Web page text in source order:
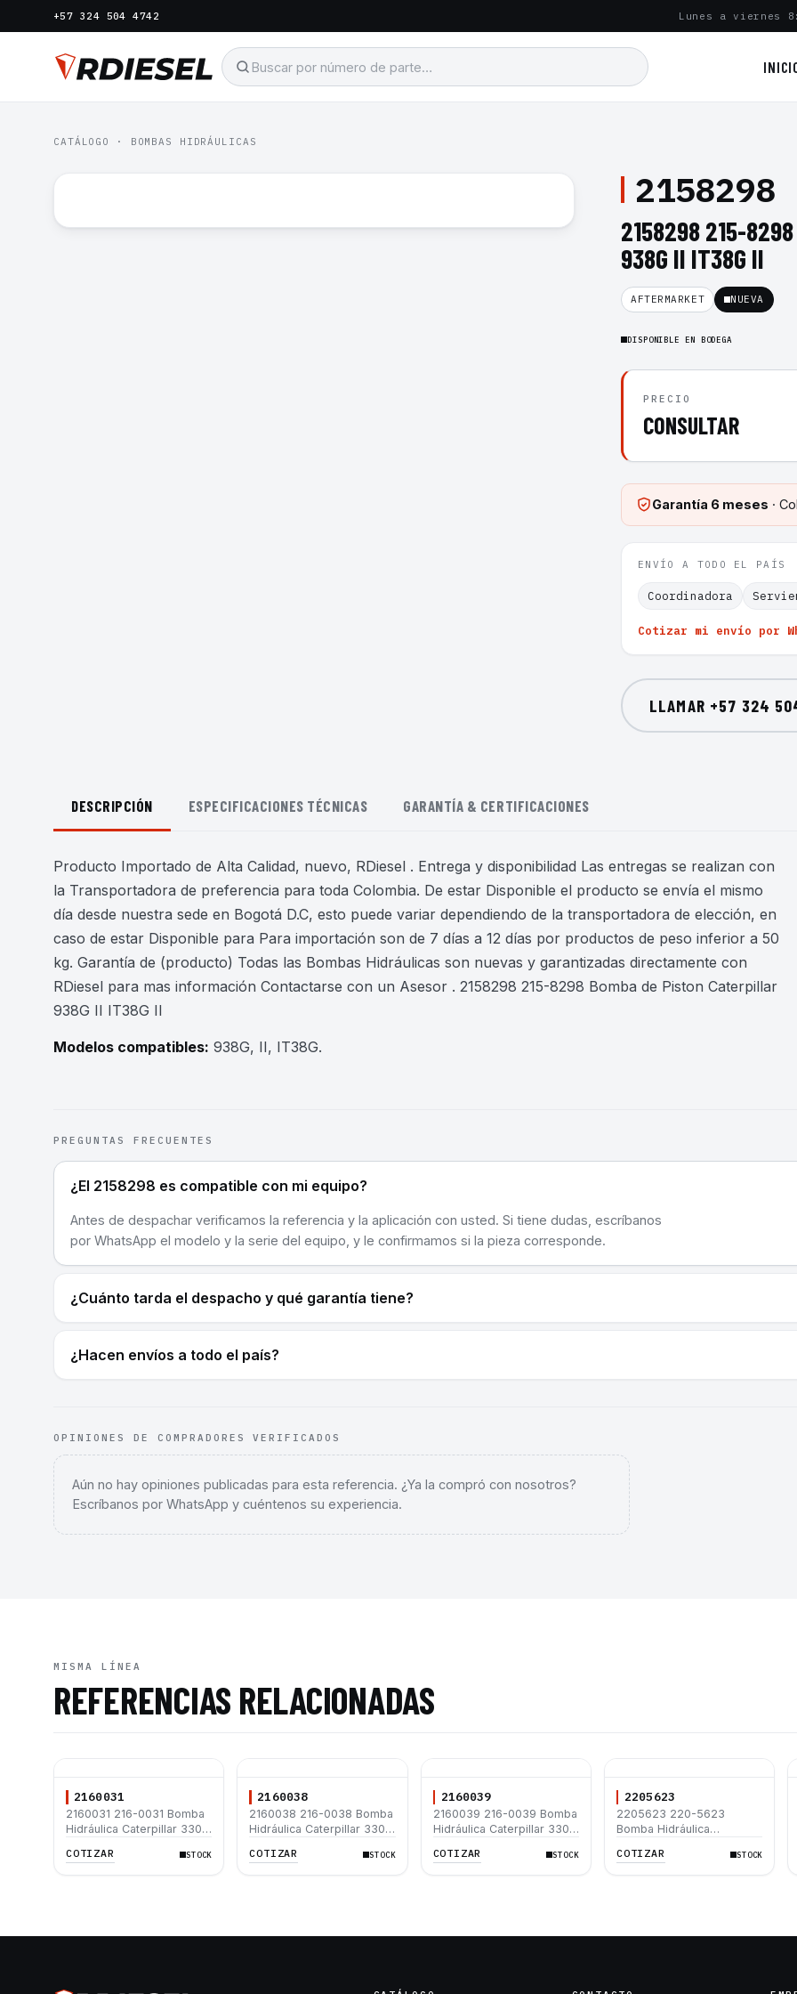
+57 324 504 4742 Lunes a viernes
CATÁLOGO · BOMBAS HIDRÁULICAS
2158298
2158298 215-8298
938G II IT38G II
AFTERMARKET NUEVA
DISPONIBLE EN BODEGA
PRECIO
CONSULTAR
Garantía 6 meses ·
ENVÍO A TODO EL PAÍS
Coordinadora
Cotizar mi envío por
LLAMAR +57 324
DESCRIPCIÓN ESPECIFICACIONES TÉCNICAS GARANTÍA & CERTIFICACIONES
Producto Importado de Alta Calidad, nuevo, RDiesel . Entrega y disponibilidad Las entregas se realizan con
la Transportadora de preferencia para toda Colombia. De estar Disponible el producto se envía el mismo
día desde nuestra sede en Bogotá D.C, esto puede variar dependiendo de la transportadora de elección, en
caso de estar Disponible para Para importación son de 7 días a 12 días por productos de peso inferior a 50
kg. Garantía de (producto) Todas las Bombas Hidráulicas son nuevas y garantizadas directamente con
RDiesel para mas información Contactarse con un Asesor . 2158298 215-8298 Bomba de Piston Caterpillar
938G II IT38G II
Modelos compatibles: 938G, II, IT38G.
PREGUNTAS FRECUENTES
¿El 2158298 es compatible con mi equipo?
Antes de despachar verificamos la referencia y la aplicación con usted. Si tiene dudas, escríbanos
por WhatsApp el modelo y la serie del equipo, y le confirmamos si la pieza corresponde.
¿Cuánto tarda el despacho y qué garantía tiene?
¿Hacen envíos a todo el país?
OPINIONES DE COMPRADORES VERIFICADOS
Aún no hay opiniones publicadas para esta referencia. ¿Ya la compró con nosotros?
Escríbanos por WhatsApp y cuéntenos su experiencia.
MISMA LÍNEA
REFERENCIAS RELACIONADAS
2160031
2160031 216-0031 Bomba
Hidráulica Caterpillar 330C
COTIZAR STOCK
2160038
2160038 216-0038 Bomba
Hidráulica Caterpillar 330C
COTIZAR STOCK
2160039
2160039 216-0039 Bomba
Hidráulica Caterpillar 330C
COTIZAR STOCK
2205623
2205623 220-5623
Bomba Hidráulica
432D 442D
COTIZAR STOCK